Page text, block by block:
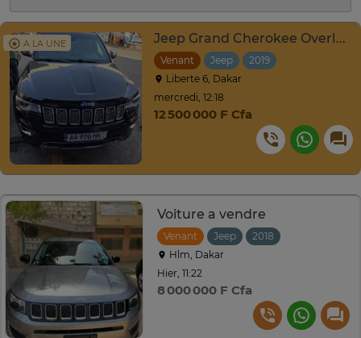
A LA UNE Jeep Grand Cherokee Overland 2019 à vendre
Venant Jeep
2019
Liberte 6, Dakar
mercredi, 12:18
12 500 000 F Cfa
Voiture a vendre
Venant Jeep
2018
Hlm, Dakar
Hier, 11:22
8 000 000 F Cfa